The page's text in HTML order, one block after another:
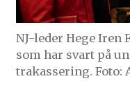
NJ-leder Hege Iren
som har svart på
trakassering. Foto: